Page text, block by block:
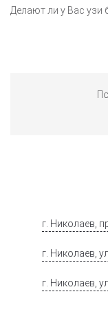
Делают ли у Вас узи
г. Николаев,
г. Николаев,
г. Николаев,